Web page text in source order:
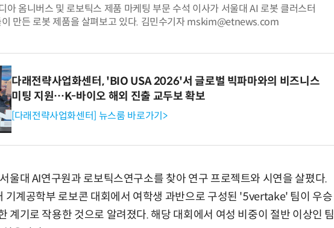
아 옴니버스 및 로보틱스 제품 마케팅 부문 수석 이사가 서울대 AI 로봇 클러스터
이 만든 로봇 제품을 살펴보고 있다. 김민수기자 mskim@etnews.com
다래전략사업화센터, 'BIO USA 2026'서 글로벌 빅파마와의 비즈니스
미팅 지원…K-바이오 해외 진출 교두보 확보
[다래전략사업화센터] 뉴스룸 바로가기>
울대 AI연구원과 로보틱스연구소를 찾아 연구 프로젝트와 시연을 살폈다.
계공학부 로보콘 대회에서 여학생 과반으로 구성된 '5vertake' 팀이 우승
계기로 작용한 것으로 알려졌다. 해당 대회에서 여성 비중이 절반 이상인 팀